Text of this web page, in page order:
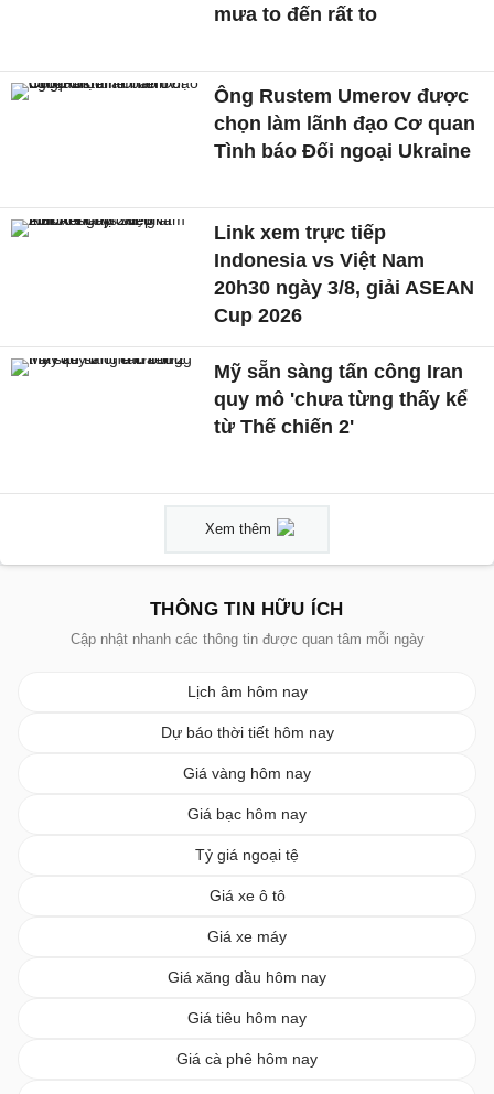
mưa to đến rất to
Ông Rustem Umerov được
chọn làm lãnh đạo Cơ quan
Tình báo Đối ngoại Ukraine
Link xem trực tiếp
Indonesia vs Việt Nam
20h30 ngày 3/8, giải ASEAN
Cup 2026
Mỹ sẵn sàng tấn công Iran
quy mô 'chưa từng thấy kể
từ Thế chiến 2'
Xem thêm
THÔNG TIN HỮU ÍCH
Cập nhật nhanh các thông tin được quan tâm mỗi ngày
Lịch âm hôm nay
Dự báo thời tiết hôm nay
Giá vàng hôm nay
Giá bạc hôm nay
Tỷ giá ngoại tệ
Giá xe ô tô
Giá xe máy
Giá xăng dầu hôm nay
Giá tiêu hôm nay
Giá cà phê hôm nay